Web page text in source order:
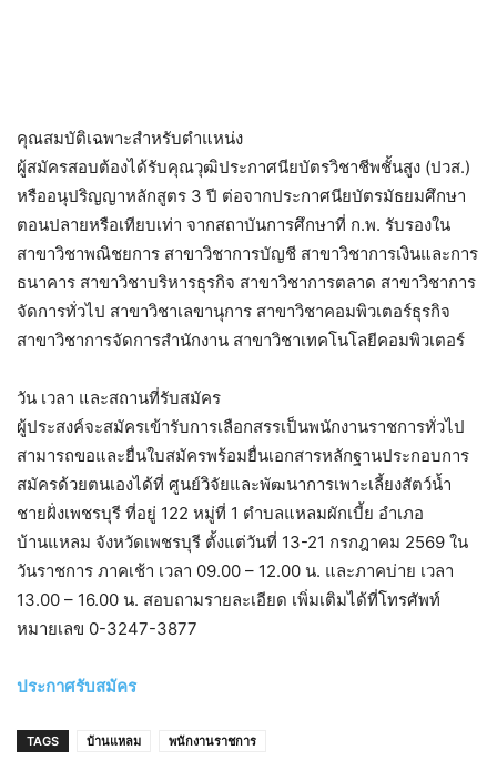
คุณสมบัติเฉพาะสำหรับตำแหน่ง
ผู้สมัครสอบต้องได้รับคุณวุฒิประกาศนียบัตรวิชาชีพชั้นสูง (ปวส.)
หรืออนุปริญญาหลักสูตร 3 ปี ต่อจากประกาศนียบัตรมัธยมศึกษา
ตอนปลายหรือเทียบเท่า จากสถาบันการศึกษาที่ ก.พ. รับรองใน
สาขาวิชาพณิชยการ สาขาวิชาการบัญชี สาขาวิชาการเงินและการ
ธนาคาร สาขาวิชาบริหารธุรกิจ สาขาวิชาการตลาด สาขาวิชาการ
จัดการทั่วไป สาขาวิชาเลขานุการ สาขาวิชาคอมพิวเตอร์ธุรกิจ
สาขาวิชาการจัดการสำนักงาน สาขาวิชาเทคโนโลยีคอมพิวเตอร์
วัน เวลา และสถานที่รับสมัคร
ผู้ประสงค์จะสมัครเข้ารับการเลือกสรรเป็นพนักงานราชการทั่วไป
สามารถขอและยื่นใบสมัครพร้อมยื่นเอกสารหลักฐานประกอบการ
สมัครด้วยตนเองได้ที่ ศูนย์วิจัยและพัฒนาการเพาะเลี้ยงสัตว์น้ำ
ชายฝั่งเพชรบุรี ที่อยู่ 122 หมู่ที่ 1 ตำบลแหลมผักเบี้ย อำเภอ
บ้านแหลม จังหวัดเพชรบุรี ตั้งแต่วันที่ 13-21 กรกฎาคม 2569 ใน
วันราชการ ภาคเช้า เวลา 09.00 – 12.00 น. และภาคบ่าย เวลา
13.00 – 16.00 น. สอบถามรายละเอียด เพิ่มเติมได้ที่โทรศัพท์
หมายเลข 0-3247-3877
ประกาศรับสมัคร
TAGS บ้านแหลม พนักงานราชการ